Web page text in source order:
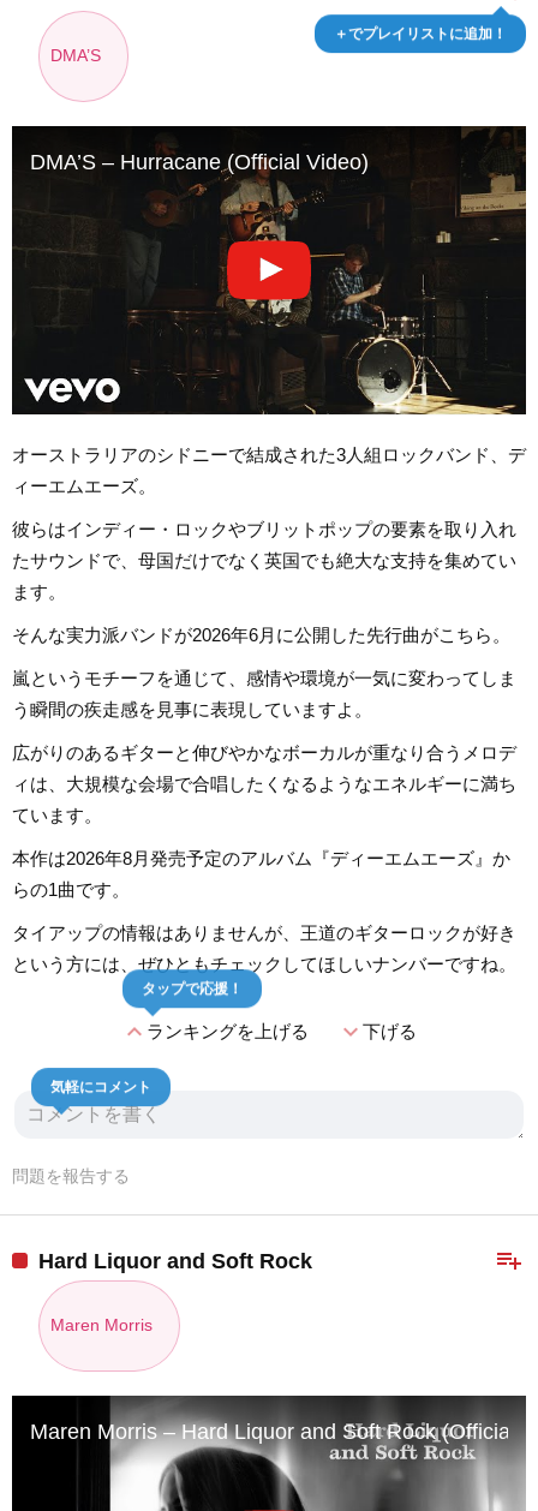
＋でプレイリストに追加！
DMA’S
DMA’S – Hurracane (Official Video)
オーストラリアのシドニーで結成された3人組ロックバンド、デ
ィーエムエーズ。
彼らはインディー・ロックやブリットポップの要素を取り入れ
たサウンドで、母国だけでなく英国でも絶大な支持を集めてい
ます。
そんな実力派バンドが2026年6月に公開した先行曲がこちら。
嵐というモチーフを通じて、感情や環境が一気に変わってしま
う瞬間の疾走感を見事に表現していますよ。
広がりのあるギターと伸びやかなボーカルが重なり合うメロデ
ィは、大規模な会場で合唱したくなるようなエネルギーに満ち
ています。
本作は2026年8月発売予定のアルバム『ディーエムエーズ』か
らの1曲です。
タイアップの情報はありませんが、王道のギターロックが好き
という方には、ぜひともチェックしてほしいナンバーですね。
expand_lessランキングを上げる
タップで応援！
expand_more下げる
気軽にコメント
問題を報告する
playlist_add
Hard Liquor and Soft Rock
Maren Morris
Maren Morris – Hard Liquor and Soft Rock (Official